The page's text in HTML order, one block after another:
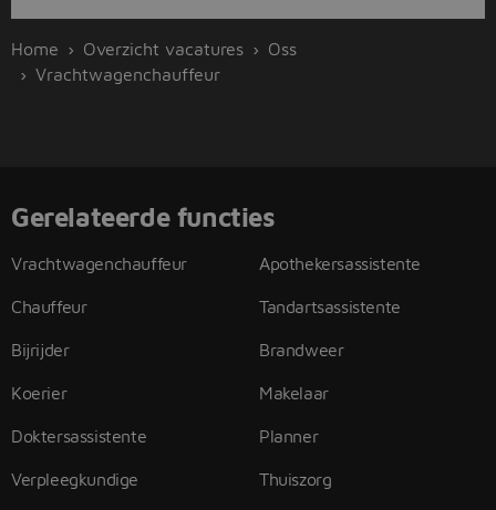
Home Overzicht vacatures
Oss
Vrachtwagenchauffeur
Gerelateerde functies
Vrachtwagenchauffeur
Chauffeur
Bijrijder
Koerier
Doktersassistente
Verpleegkundige
Apothekersassistente
Tandartsassistente
Brandweer
Makelaar
Planner
Thuiszorg